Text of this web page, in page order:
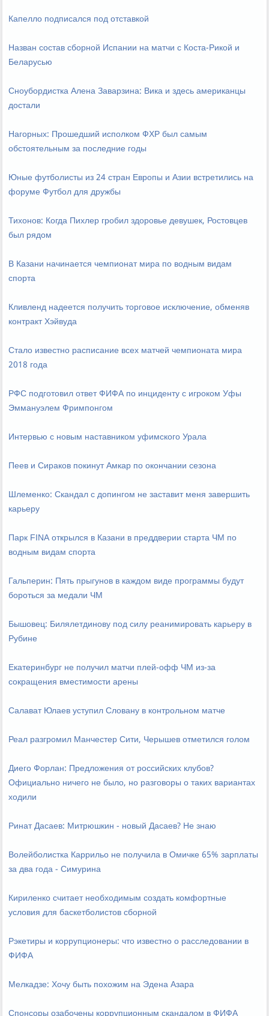
Капелло подписался под отставкой
Назван состав сборной Испании на матчи с Коста-Рикой и
Беларусью
Сноубордистка Алена Заварзина: Вика и здесь американцы
достали
Нагорных: Прошедший исполком ФХР был самым
обстоятельным за последние годы
Юные футболисты из 24 стран Европы и Азии встретились на
форуме Футбол для дружбы
Тихонов: Когда Пихлер гробил здоровье девушек, Ростовцев
был рядом
В Казани начинается чемпионат мира по водным видам
спорта
Кливленд надеется получить торговое исключение, обменяв
контракт Хэйвуда
Стало известно расписание всех матчей чемпионата мира
2018 года
РФС подготовил ответ ФИФА по инциденту с игроком Уфы
Эммануэлем Фримпонгом
Интервью с новым наставником уфимского Урала
Пеев и Сираков покинут Амкар по окончании сезона
Шлеменко: Скандал с допингом не заставит меня завершить
карьеру
Парк FINA открылся в Казани в преддверии старта ЧМ по
водным видам спорта
Гальперин: Пять прыгунов в каждом виде программы будут
бороться за медали ЧМ
Бышовец: Билялетдинову под силу реанимировать карьеру в
Рубине
Екатеринбург не получил матчи плей-офф ЧМ из-за
сокращения вместимости арены
Салават Юлаев уступил Словану в контрольном матче
Реал разгромил Манчестер Сити, Черышев отметился голом
Диего Форлан: Предложения от российских клубов?
Официально ничего не было, но разговоры о таких вариантах
ходили
Ринат Дасаев: Митрюшкин - новый Дасаев? Не знаю
Волейболистка Каррильо не получила в Омичке 65% зарплаты
за два года - Симурина
Кириленко считает необходимым создать комфортные
условия для баскетболистов сборной
Рэкетиры и коррупционеры: что известно о расследовании в
ФИФА
Мелкадзе: Хочу быть похожим на Эдена Азара